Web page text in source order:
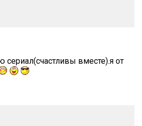
вместе).я от